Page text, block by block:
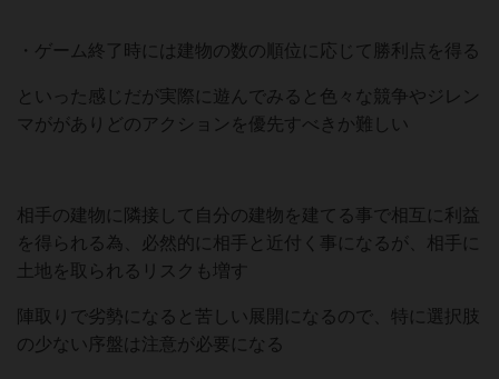
・ゲーム終了時には建物の数の順位に応じて勝利点を得る
といった感じだが実際に遊んでみると色々な競争やジレン
マががありどのアクションを優先すべきか難しい
相手の建物に隣接して自分の建物を建てる事で相互に利益
を得られる為、必然的に相手と近付く事になるが、相手に
土地を取られるリスクも増す
陣取りで劣勢になると苦しい展開になるので、特に選択肢
の少ない序盤は注意が必要になる